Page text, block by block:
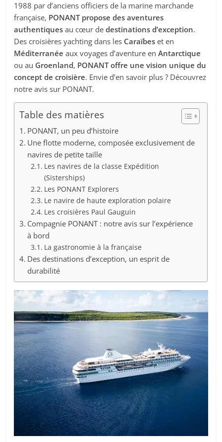
1988 par d’anciens officiers de la marine marchande
française, PONANT propose des aventures
authentiques au cœur dedestinations d’exception.
Des croisières yachting dans les Caraïbes et en
Méditerranée aux voyages d’aventure enAntarctique
ou au Groenland, PONANT offre une vision unique du
concept de croisière. Envie d’en savoir plus ? Découvrez
notre avis sur PONANT.
Table des matières
PONANT, un peu d’histoire
Une flotte moderne, composée exclusivement de
navires de petite taille
Les navires de la classe Expédition
(Sisterships)
Les PONANT Explorers
Le navire de haute exploration polaire
Les croisières Paul Gauguin
Compagnie PONANT : notre avis sur l’expérience
à bord
La gastronomie à la française
Des destinations d’exception, un esprit de
durabilité